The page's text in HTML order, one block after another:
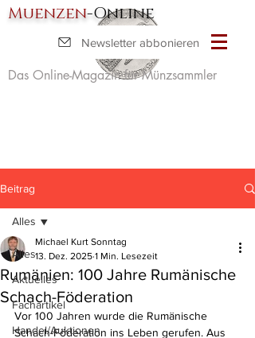
Muenzen-Online
Das Online-Magazin für Münzsammler
Newsletter abbonieren
Beitrag
Alles
Aktuelles
Fachartikel
Handel/Auktionen
Alles
Rumänien: 100 Jahre Rumänische
Schach-Föderation
Michael Kurt Sonntag
13. Dez. 2025 1 Min. Lesezeit
Vor 100 Jahren wurde die Rumänische
Schach-Föderation ins Leben gerufen. Aus